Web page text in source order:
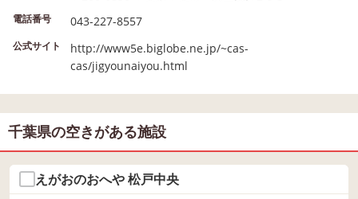
電話番号 043-227-8557
公式サイト
http://www5e.biglobe.ne.jp/~cas-
cas/jigyounaiyou.html
千葉県の空きがある施設
えがおのおへや 松戸中央